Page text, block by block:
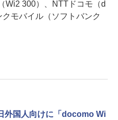
Wi2 300）、NTTドコモ（d
モバイル（ソフトバンク
外国人向けに「docomo Wi